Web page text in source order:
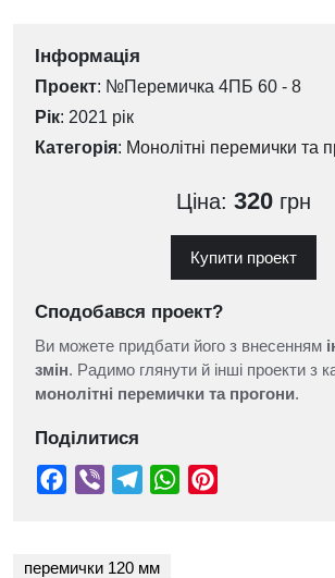
Інформація
Проект: №Перемичка 4ПБ 60 - 8
Рік: 2021 рік
Категорія: Монолітні перемички та
Ціна: 320 грн
Купити проект
Сподобався проект?
Ви можете придбати його з внесенням
змін. Радимо глянути й інші проекти з
монолітні перемички та прогони.
Поділитися
перемички 120 мм